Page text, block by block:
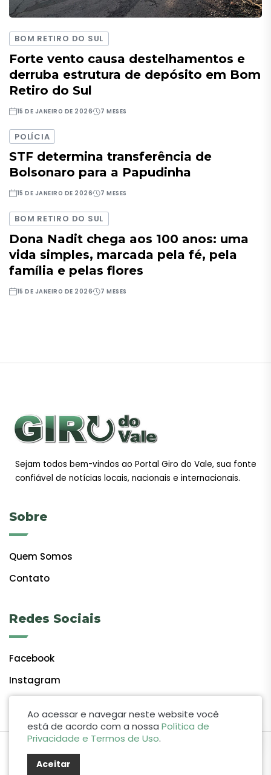
BOM RETIRO DO SUL
Forte vento causa destelhamentos e
derruba estrutura de depósito em Bom
Retiro do Sul
15 DE JANEIRO DE 2026 7 MESES
POLÍCIA
STF determina transferência de
Bolsonaro para a Papudinha
15 DE JANEIRO DE 2026 7 MESES
BOM RETIRO DO SUL
Dona Nadit chega aos 100 anos: uma
vida simples, marcada pela fé, pela
família e pelas flores
15 DE JANEIRO DE 2026 7 MESES
Sejam todos bem-vindos ao Portal Giro do Vale, sua fonte
confiável de notícias locais, nacionais e internacionais.
Sobre
Quem Somos
Contato
Redes Sociais
Facebook
Instagram
Ao acessar e navegar neste website você
está de acordo com a nossa Política de
Privacidade e Termos de Uso.
Aceitar